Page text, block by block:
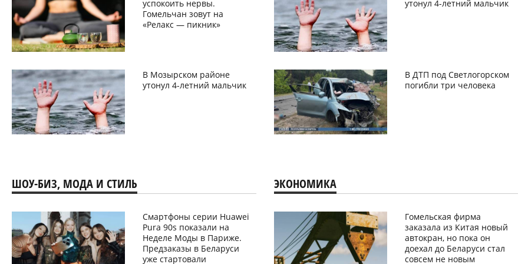
успокоить нервы.
Гомельчан зовут на
«Релакс — пикник»
В Мозырском районе
утонул 4-летний мальчик
утонул 4-летний мальчик
В ДТП под Светлогорском
погибли три человека
ШОУ-БИЗ, МОДА И СТИЛЬ
Смартфоны серии Huawei
Pura 90s показали на
Неделе Моды в Париже.
Предзаказы в Беларуси
уже стартовали
ЭКОНОМИКА
Гомельская фирма
заказала из Китая новый
автокран, но пока он
доехал до Беларуси стал
совсем не новым